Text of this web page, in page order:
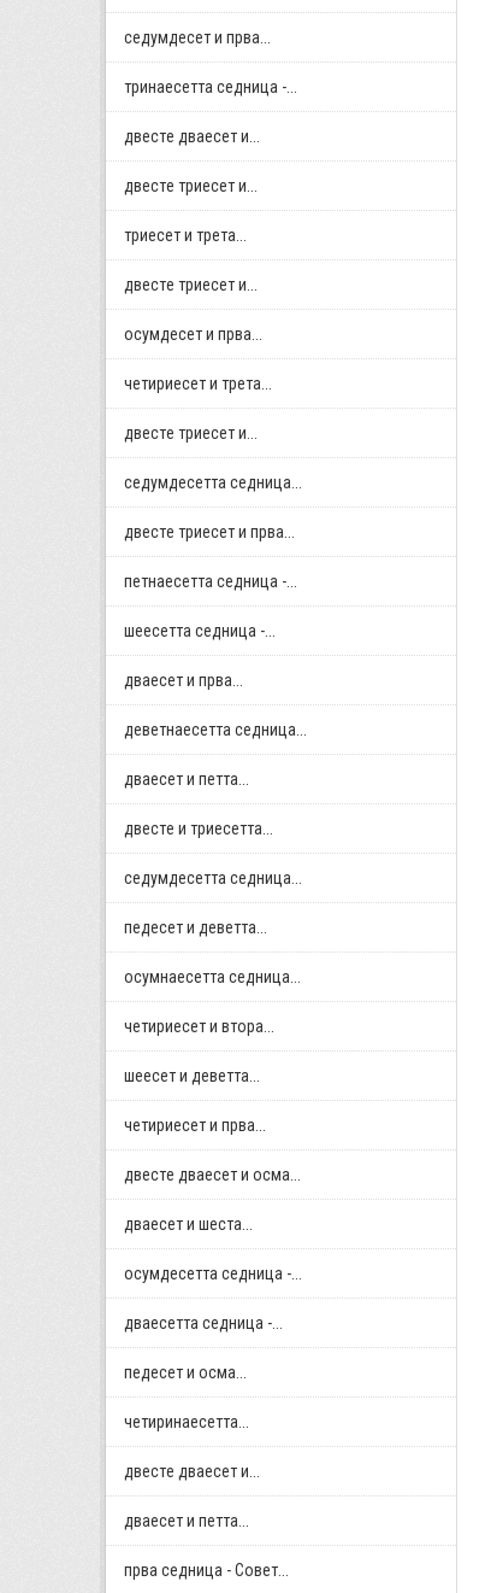
седумдесет и прва...
тринаесетта седница -...
двестe дваесет и...
двестe триесет и...
триесет и трета...
двестe триесет и...
осумдесет и прва...
четириесет и трета...
двестe триесет и...
седумдесетта седница...
двестe триесет и прва...
петнаесетта седница -...
шеесетта седница -...
дваесет и прва...
деветнаесетта седница...
дваесет и петта...
двестe и триесетта...
седумдесетта седница...
педесет и деветта...
осумнaесетта седница...
четириесет и втора...
шеесет и деветта...
четириесет и прва...
двестe дваесет и осма...
дваесет и шеста...
осумдесетта седница -...
дваесетта седница -...
педесет и осма...
четиринаесетта...
двестe дваесет и...
дваесет и петта...
прва седница - Совет...